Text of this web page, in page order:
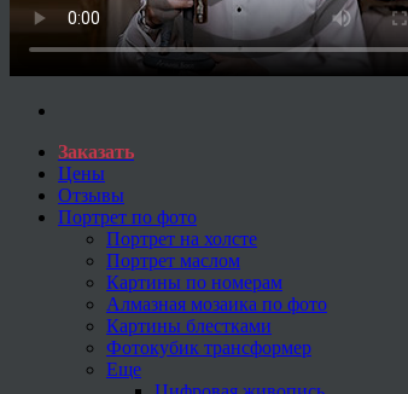
Заказать
Цены
Отзывы
Портрет по фото
Портрет на холсте
Портрет маслом
Картины по номерам
Алмазная мозаика по фото
Картины блестками
Фотокубик трансформер
Еще